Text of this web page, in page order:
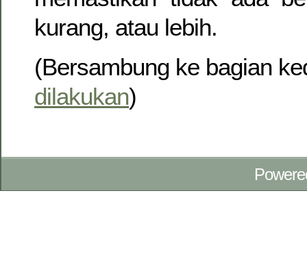
kurang, atau lebih.
(Bersambung ke bagian
dilakukan)